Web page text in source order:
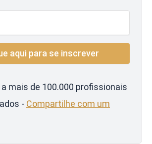
mais de 100.000 profissionais
- Compartilhe com um